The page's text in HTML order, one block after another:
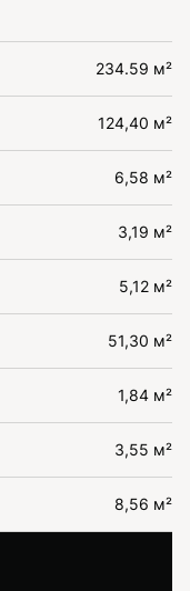
234.59 м²
124,40 м²
6,58 м²
3,19 м²
5,12 м²
51,30 м²
1,84 м²
3,55 м²
8,56 м²